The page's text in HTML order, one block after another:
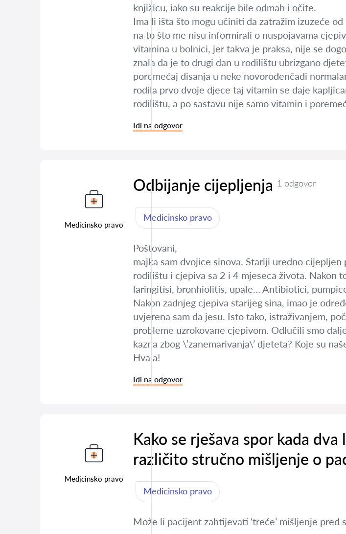
knjižicu, iako su reakcije bile odmah i očite.
Ima li išta što mogu učiniti da zatražim izuzeće
na to što me nisu informirali o nuspojavama
vitamina u bolnici, jer takva je praksa, nije se
znala da je to drugi dan u rodilištu ubrizgano
poremećaj disanja u neke novorođenčadi
rodila prvo dvoje djece taj vitamin se daje
rodilištu, a po sastavu nije samo vitamin i
Idi na odgovor
Medicinsko pravo
Odbijanje cijepljenja 1 odgovor
Medicinsko pravo
Poštovani,
majka sam dvojice sinova. Stariji uredno
rodilištu i cjepiva sa 2 i 4 mjeseca života. Nakon
laringitisi, bronhiolitis, upale… Antibiotici,
Nakon zadnjeg cjepiva starijeg sina, imao je
uvjerena sam da jesu. Isto tako, istraživanjem,
probleme uzrokovane cjepivom. Odlučili smo
kazna zbog \’zanemarivanja\’ djeteta? Koje su
Hvala!
Idi na odgovor
Medicinsko pravo
Kako se rješava spor kada dva
različito stručno mišljenje o
Medicinsko pravo
Može li pacijent zahtijevati ‘treće’ mišljenje pred